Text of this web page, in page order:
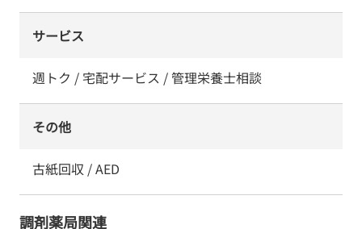
サービス
週トク / 宅配サービス / 管理栄養士相談
その他
古紙回収 / AED
調剤薬局関連